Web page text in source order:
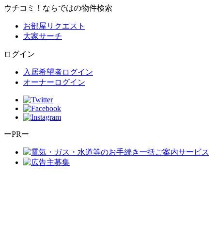
ウチコミ！ならではの物件検索
お部屋リクエスト
大家サーチ
ログイン
入居希望者ログイン
オーナーログイン
ーPRー